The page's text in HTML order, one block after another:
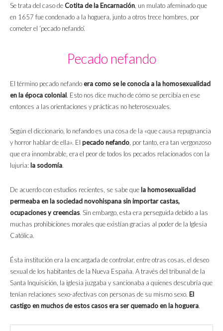
Se trata del caso deCotita de la Encarnación, un mulato afeminado que
en 1657 fue condenado a la hoguera, junto a otros trece hombres, por
cometer el ‘pecado nefando’.
Pecado nefando
El término pecado nefandoera como se le conocía a la homosexualidad
en la época colonial. Esto nos dice mucho de cómo se percibía en ese
entonces a las orientaciones y prácticas no heterosexuales.
Según el diccionario, lo nefando es una cosa de la «que causa repugnancia
y horror hablar de ella». El pecado nefando, por tanto, era tan vergonzoso
que era innombrable, era el peor de todos los pecados relacionados con la
lujuria: la sodomía.
De acuerdo con estudios recientes, se sabe que la homosexualidad
permeaba en la sociedad novohispana sin importar castas,
ocupaciones y creencias. Sin embargo, esta era perseguida debido a las
muchas prohibiciones morales que existían gracias al poder de la Iglesia
Católica.
Ésta institución era la encargada de controlar, entre otras cosas, el deseo
sexual de los habitantes de la Nueva España. A través del tribunal de la
Santa Inquisición, la iglesia juzgaba y sancionaba a quienes descubría que
tenían relaciones sexo-afectivas con personas de su mismo sexo. El
castigo en muchos de estos casos era ser quemado en la hoguera.